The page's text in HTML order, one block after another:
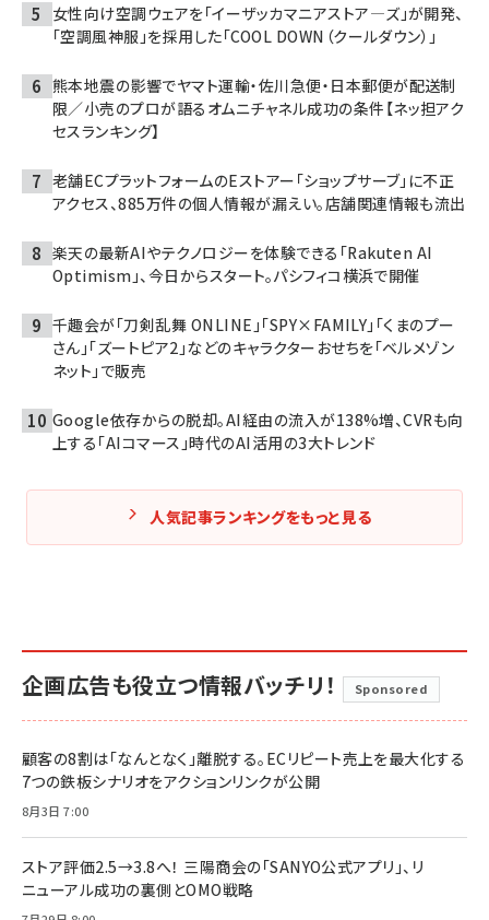
女性向け空調ウェアを「イーザッカマニアストア―ズ」が開発、
「空調風神服」を採用した「COOL DOWN（クールダウン）」
熊本地震の影響でヤマト運輸・佐川急便・日本郵便が配送制
限／小売のプロが語るオムニチャネル成功の条件【ネッ担アク
セスランキング】
老舗ECプラットフォームのEストアー「ショップサーブ」に不正
アクセス、885万件の個人情報が漏えい。店舗関連情報も流出
楽天の最新AIやテクノロジーを体験できる「Rakuten AI
Optimism」、今日からスタート。パシフィコ横浜で開催
千趣会が「刀剣乱舞 ONLINE」「SPY×FAMILY」「くまのプー
さん」「ズートピア2」などのキャラクターおせちを「ベルメゾン
ネット」で販売
Google依存からの脱却。AI経由の流入が138%増、CVRも向
上する「AIコマース」時代のAI活用の3大トレンド
人気記事ランキングをもっと見る
企画広告も役立つ情報バッチリ！ Sponsored
顧客の8割は「なんとなく」離脱する。ECリピート売上を最大化する
7つの鉄板シナリオをアクションリンクが公開
8月3日 7:00
ストア評価2.5→3.8へ！ 三陽商会の「SANYO公式アプリ」、リ
ニューアル成功の裏側とOMO戦略